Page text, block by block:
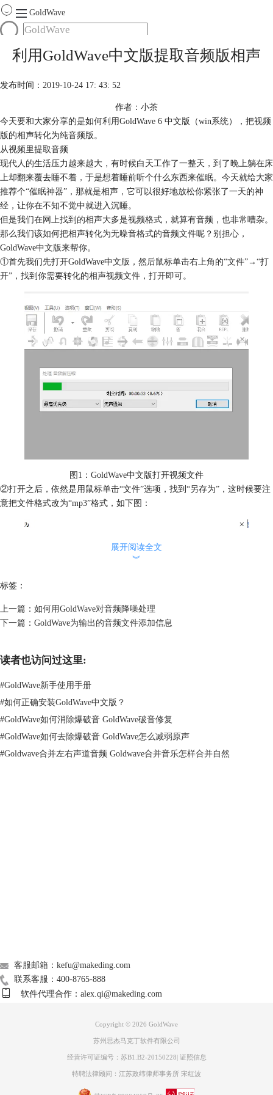
GoldWave
首页
产品
购买
利用GoldWave中文版提取音频版相声
发布时间：2019-10-24 17: 43: 52
作者：小茶
今天要和大家分享的是如何利用GoldWave 6 中文版（win系统），把视频
版的相声转化为纯音频版。
从视频里提取音频
现代人的生活压力越来越大，有时候白天工作了一整天，到了晚上躺在床
上却翻来覆去睡不着，于是想着睡前听个什么东西来催眠。今天就给大家
推荐个“催眠神器”，那就是相声，它可以很好地放松你紧张了一天的神
经，让你在不知不觉中就进入沉睡。
但是我们在网上找到的相声大多是视频格式，就算有音频，也非常嘈杂。
那么我们该如何把相声转化为无噪音格式的音频文件呢？别担心，
GoldWave中文版来帮你。
①首先我们先打开GoldWave中文版，然后鼠标单击右上角的“文件”→“打
开”，找到你需要转化的相声视频文件，打开即可。
图1：GoldWave中文版打开视频文件
②打开之后，依然是用鼠标单击“文件”选项，找到“另存为”，这时候要注
意把文件格式改为“mp3”格式，如下图：
图2：GoldWave中文版中提取mp3格式的音频文件
可以戴上耳机，放松大脑，安心享受相声啦，只要尝试一下，你就会发现
其实入睡很简单哦！
展开阅读全文
︾
标签：
上一篇： 如何用GoldWave对音频降噪处理
下一篇： GoldWave为输出的音频文件添加信息
读者也访问过这里:
#GoldWave新手使用手册
#如何正确安装GoldWave中文版？
#GoldWave如何消除爆破音 GoldWave破音修复
#GoldWave如何去除爆破音 GoldWave怎么减弱原声
#Goldwave合并左右声道音频 Goldwave合并音乐怎样合并自然
客服邮箱：kefu@makeding.com
联系客服：400-8765-888
软件代理合作：alex.qi@makeding.com
Copyright © 2026 GoldWave
苏州思杰马克丁软件有限公司
经营许可证编号：苏B1.B2-20150228| 证照信息
特聘法律顾问：江苏政纬律师事务所 宋红波